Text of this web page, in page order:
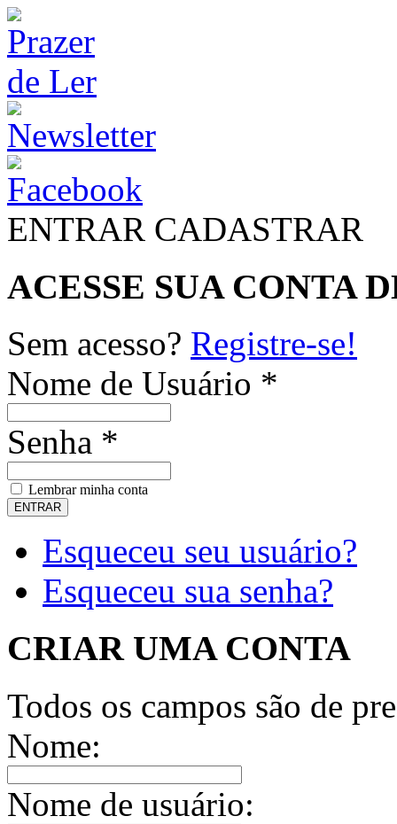
ENTRAR CADASTRAR
ACESSE SUA CONTA
Sem acesso? Registre-se!
Nome de Usuário *
Senha *
Lembrar minha conta
Esqueceu seu usuário?
Esqueceu sua senha?
CRIAR UMA CONTA
Todos os campos são de
Nome:
Nome de usuário: